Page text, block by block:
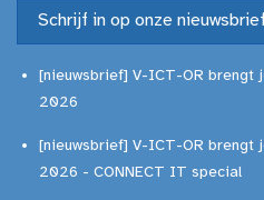
Schrijf in op onze nieuwsbrief
[nieuwsbrief] V-ICT-OR brengt
2026
[nieuwsbrief] V-ICT-OR brengt
2026 - CONNECT IT special